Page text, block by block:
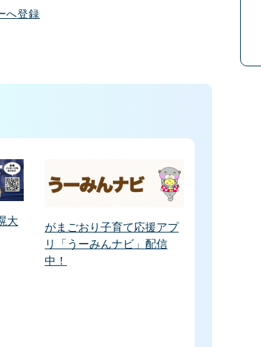
へ登録
大
がまごおり子育て応援アプ
リ「うーみんナビ」配信
中！